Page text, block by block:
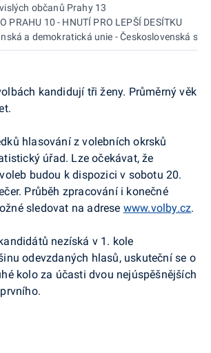
občanů Prahy 13
PRAHU 10 - HNUTÍ PRO LEPŠÍ DESÍTKU
a demokratická unie - Československá
kandidují tři ženy. Průměrný věk
hlasování z volebních okrsků
úřad. Lze očekávat, že
budou k dispozici v sobotu 20.
Průběh zpracování i konečné
sledovat na adrese www.volby.cz.
nezíská v 1. kole
odevzdaných hlasů, uskuteční se o
kolo za účasti dvou nejúspěšnějších